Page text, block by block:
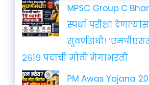
MPSC Group C
स्पर्धा परीक्षा
सुवर्णसंधी!
२६१९ पदांची मोठी मेगाभरती
PM Awas Yojana